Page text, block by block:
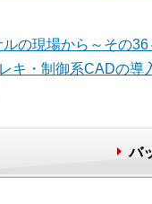
の現場から～その36
キ・制御系CADの導
バ